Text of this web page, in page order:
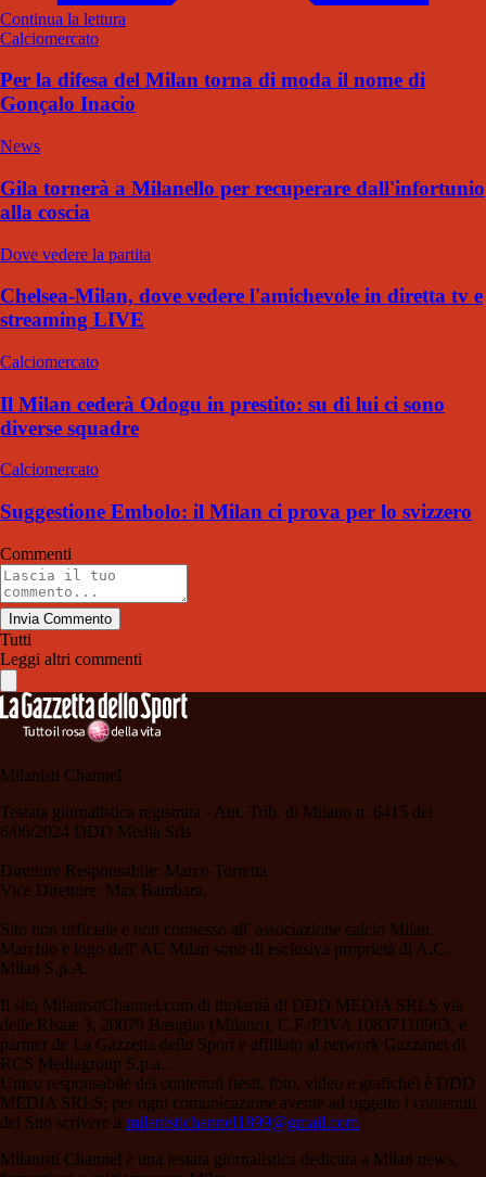
Continua la lettura
Calciomercato
Per la difesa del Milan torna di moda il nome di
Gonçalo Inacio
News
Gila tornerà a Milanello per recuperare dall'infortunio
alla coscia
Dove vedere la partita
Chelsea-Milan, dove vedere l'amichevole in diretta tv e
streaming LIVE
Calciomercato
Il Milan cederà Odogu in prestito: su di lui ci sono
diverse squadre
Calciomercato
Suggestione Embolo: il Milan ci prova per lo svizzero
Commenti
Invia Commento
Tutti
Leggi altri commenti
Milanisti Channel
Testata giornalistica registrata - Aut. Trib. di Milano n. 6415 del
6/06/2024 DDD Media Srls
Direttore Responsabile: Marco Torretta
Vice Direttore: Max Bambara.
Sito non ufficiale e non connesso all' associazione calcio Milan.
Marchio e logo dell' AC Milan sono di esclusiva proprietà di A.C.
Milan S.p.A.
Il sito MilanistiChannel.com di titolarità di DDD MEDIA SRLS via
delle Risaie 3, 20079 Basiglio (Milano), C.F./P.IVA 10837110963, è
partner de La Gazzetta dello Sport e affiliato al network Gazzanet di
RCS Mediagroup S.p.a..
Unico responsabile dei contenuti (testi, foto, video e grafiche) è DDD
MEDIA SRLS; per ogni comunicazione avente ad oggetto i contenuti
del Sito scrivere a milanistichannel1899@gmail.com
Milanisti Channel è una testata giornalistica dedicata a Milan news,